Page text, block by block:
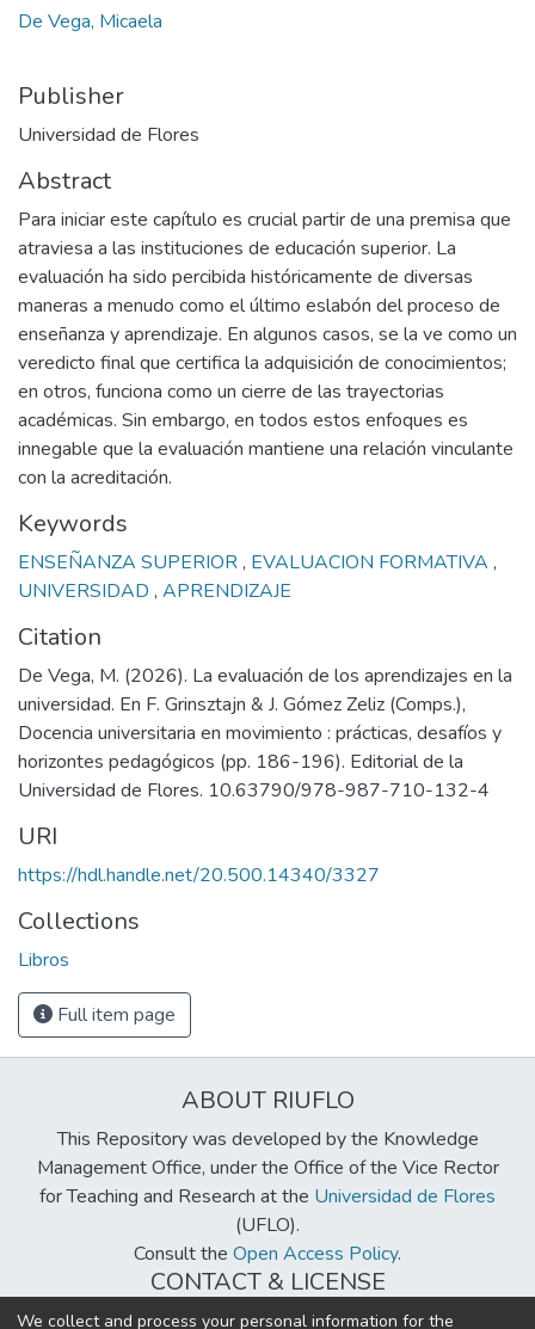
De Vega, Micaela
Publisher
Universidad de Flores
Abstract
Para iniciar este capítulo es crucial partir de una premisa que
atraviesa a las instituciones de educación superior. La
evaluación ha sido percibida históricamente de diversas
maneras a menudo como el último eslabón del proceso de
enseñanza y aprendizaje. En algunos casos, se la ve como un
veredicto final que certifica la adquisición de conocimientos;
en otros, funciona como un cierre de las trayectorias
académicas. Sin embargo, en todos estos enfoques es
innegable que la evaluación mantiene una relación vinculante
con la acreditación.
Keywords
ENSEÑANZA SUPERIOR, EVALUACION FORMATIVA ,
UNIVERSIDAD , APRENDIZAJE
Citation
De Vega, M. (2026). La evaluación de los aprendizajes en la
universidad. En F. Grinsztajn & J. Gómez Zeliz (Comps.),
Docencia universitaria en movimiento : prácticas, desafíos y
horizontes pedagógicos (pp. 186-196). Editorial de la
Universidad de Flores. 10.63790/978-987-710-132-4
URI
https://hdl.handle.net/20.500.14340/3327
Collections
Libros
Full item page
ABOUT RIUFLO
This Repository was developed by the Knowledge
Management Office, under the Office of the Vice Rector
for Teaching and Research at the Universidad de Flores
(UFLO).
Consult the Open Access Policy.
CONTACT & LICENSE
biblioteca@uflouniversidad.edu.ar
We collect and process your personal information for the